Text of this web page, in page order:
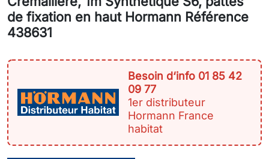
de fixation en haut Hormann Référence
438631
Besoin d‘info 01 85 42
09 77
1er distributeur
Hormann France
habitat